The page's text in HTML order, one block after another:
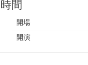
時間
開場
開演